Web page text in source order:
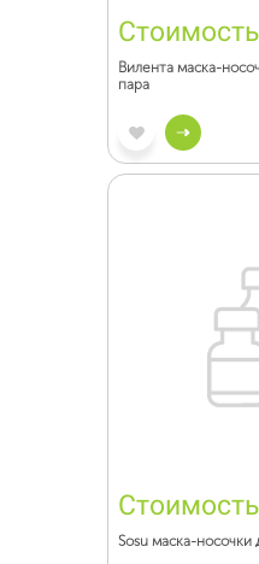
Вилента маска-
пара
Sosu маска-носочки